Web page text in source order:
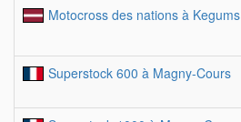
Motocross des nations à Kegums
Superstock 600 à Magny-Cours